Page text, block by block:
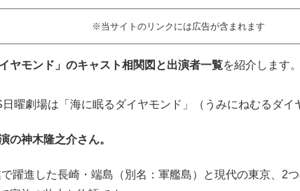
※当サイトのリンクには広告が含まれます
ヤモンド」のキャスト相関図と出演者一覧を紹介します。
曜劇場は「海に眠るダイヤモンド」（うみにねむるダイ
の神木隆之介さん。
躍進した長崎・端島（別名：軍艦島）と現代の東京、2